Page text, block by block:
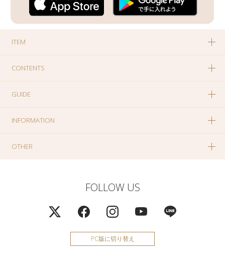
ITEM
CONTENTS
GUIDE
INFORMATION
OTHER
FOLLOW US
PC版に切り替え